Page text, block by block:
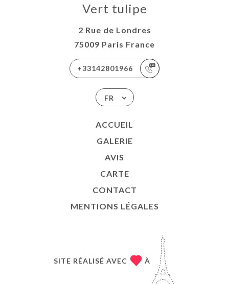
Vert tulipe
2 Rue de Londres
75009 Paris France
+33142801966
FR
ACCUEIL
GALERIE
AVIS
CARTE
CONTACT
MENTIONS LÉGALES
SITE RÉALISÉ AVEC À